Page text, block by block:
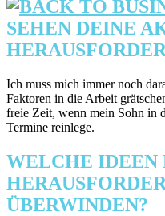
SEHEN DEINE
Ich muss mich immer noch
Faktoren in die Arbeit
freie Zeit, wenn mein Sohn in
Termine reinlege.
WELCHE IDEEN
ÜBERWINDEN?